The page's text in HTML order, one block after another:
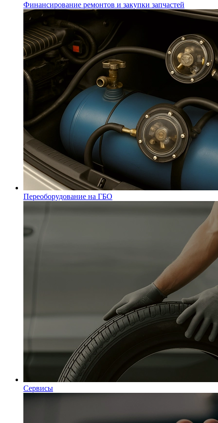
Финансирование ремонтов и закупки запчастей
Переоборудование на ГБО
Сервисы